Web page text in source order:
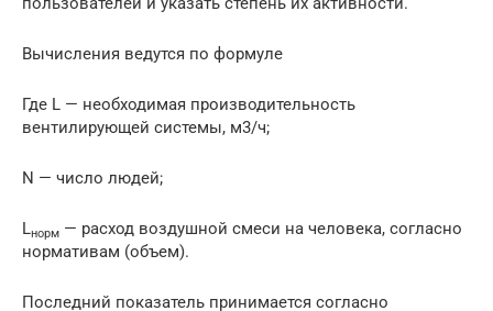
Вычисления ведутся по формуле
Где L — необходимая производительность
вентилирующей системы, м3/ч;
N — число людей;
Lнорм — расход воздушной смеси на человека, согласно
нормативам (объем).
Последний показатель принимается согласно